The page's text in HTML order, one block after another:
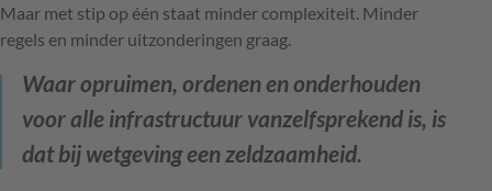
Maar met stip op één staat minder complexiteit. Minder
regels en minder uitzonderingen graag.
Waar opruimen, ordenen en onderhouden
voor alle infrastructuur vanzelfsprekend is, is
dat bij wetgeving een zeldzaamheid.